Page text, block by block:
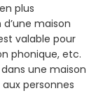
plus
d’une maison
valable pour
phonique, etc.
une maison
personnes